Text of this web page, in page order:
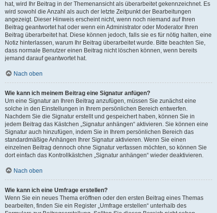
hat, wird Ihr Beitrag in der Themenansicht als überarbeitet gekennzeichnet. Es
wird sowohl die Anzahl als auch der letzte Zeitpunkt der Bearbeitungen
angezeigt. Dieser Hinweis erscheint nicht, wenn noch niemand auf Ihren
Beitrag geantwortet hat oder wenn ein Administrator oder Moderator Ihren
Beitrag überarbeitet hat. Diese können jedoch, falls sie es für nötig halten, eine
Notiz hinterlassen, warum Ihr Beitrag überarbeitet wurde. Bitte beachten Sie,
dass normale Benutzer einen Beitrag nicht löschen können, wenn bereits
jemand darauf geantwortet hat.
Nach oben
Wie kann ich meinem Beitrag eine Signatur anfügen?
Um eine Signatur an Ihren Beitrag anzufügen, müssen Sie zunächst eine
solche in den Einstellungen in Ihrem persönlichen Bereich entwerfen.
Nachdem Sie die Signatur erstellt und gespeichert haben, können Sie in
jedem Beitrag das Kästchen „Signatur anhängen“ aktivieren. Sie können eine
Signatur auch hinzufügen, indem Sie in Ihrem persönlichen Bereich das
standardmäßige Anhängen Ihrer Signatur aktivieren. Wenn Sie einen
einzelnen Beitrag dennoch ohne Signatur verfassen möchten, so können Sie
dort einfach das Kontrollkästchen „Signatur anhängen“ wieder deaktivieren.
Nach oben
Wie kann ich eine Umfrage erstellen?
Wenn Sie ein neues Thema eröffnen oder den ersten Beitrag eines Themas
bearbeiten, finden Sie ein Register „Umfrage erstellen“ unterhalb des